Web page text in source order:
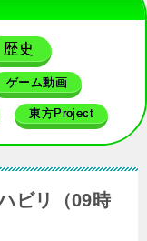
歴史
ゲーム動画
東方Project
ビリ（09時